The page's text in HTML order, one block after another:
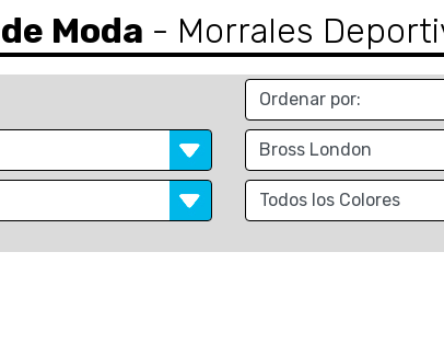
Moda - Morrales